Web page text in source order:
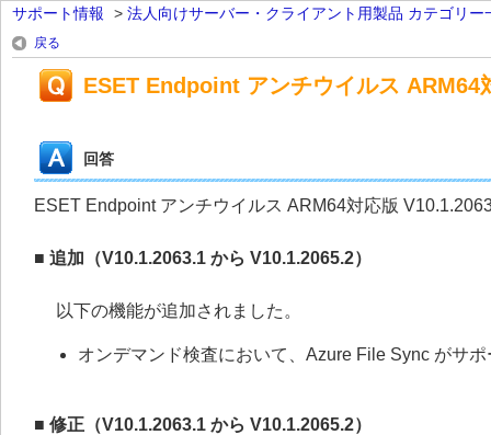
サポート情報 > 法人向けサーバー・クライアント用製品 カテゴリー
戻る
ESET Endpoint アンチウイルス
回答
ESET Endpoint アンチウイルス ARM64対応版
■ 追加（V10.1.2063.1 から V10.1.2065.2）
以下の機能が追加されました。
オンデマンド検査において、Azure File Sync がサ
■ 修正（V10.1.2063.1 から V10.1.2065.2）